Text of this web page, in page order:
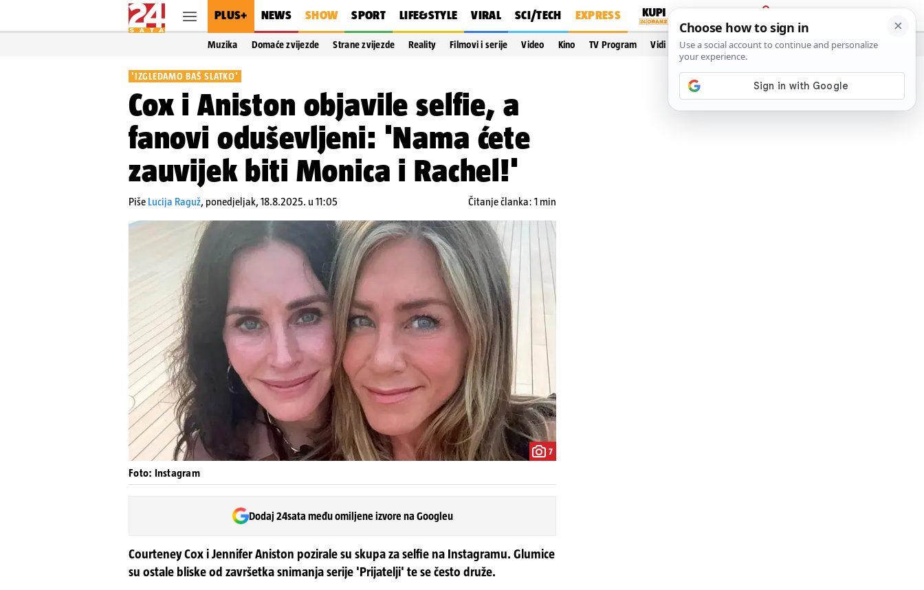
PLUS+ NEWS SHOW SPORT LIFE&STYLE VIRAL SCI/TECH EXPRESS
PRIJAVA
Muzika Domaće zvijezde Strane zvijezde Reality Filmovi i serije Video Kino TV Program Vidi još…
'IZGLEDAMO BAŠ SLATKO'
Cox i Aniston objavile selfie, a
fanovi oduševljeni: 'Nama ćete
zauvijek biti Monica i Rachel!'
Piše Lucija Raguž, ponedjeljak, 18.8.2025. u 11:05 Čitanje članka: 1 min
7
Foto: Instagram
Dodaj 24sata među omiljene izvore na Googleu
Courteney Cox i Jennifer Aniston pozirale su skupa za selfie na Instagramu. Glumice
su ostale bliske od završetka snimanja serije 'Prijatelji' te se često druže.